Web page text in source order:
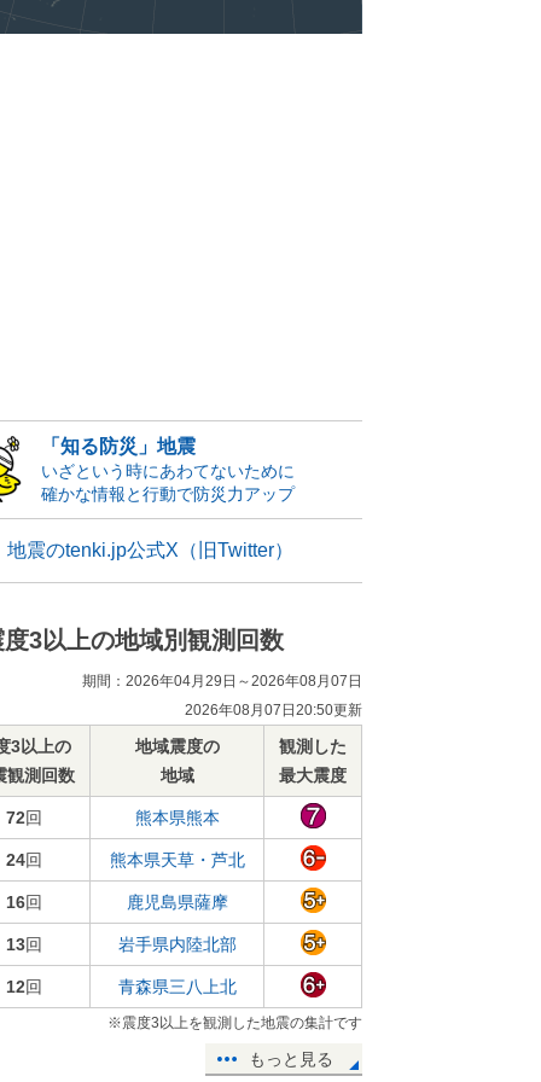
「知る防災」地震
いざという時にあわてないために
確かな情報と行動で防災力アップ
地震のtenki.jp公式X（旧Twitter）
度3以上の地域別観測回数
期間：2026年04月29日～2026年08月07日
2026年08月07日20:50更新
3以上の
観測回数
地域震度の
地域
観測した
最大震度
72回 熊本県熊本
24回 熊本県天草・芦北
16回 鹿児島県薩摩
13回 岩手県内陸北部
12回 青森県三八上北
※震度3以上を観測した地震の集計です
もっと見る